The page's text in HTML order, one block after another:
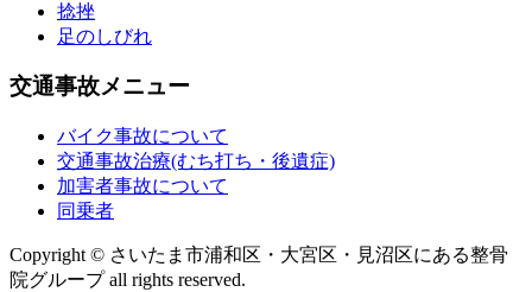
捻挫
足のしびれ
交通事故メニュー
バイク事故について
交通事故治療(むち打ち・後遺症)
加害者事故について
同乗者
Copyright © さいたま市浦和区・大宮区・見沼区にある整骨
院グループ all rights reserved.